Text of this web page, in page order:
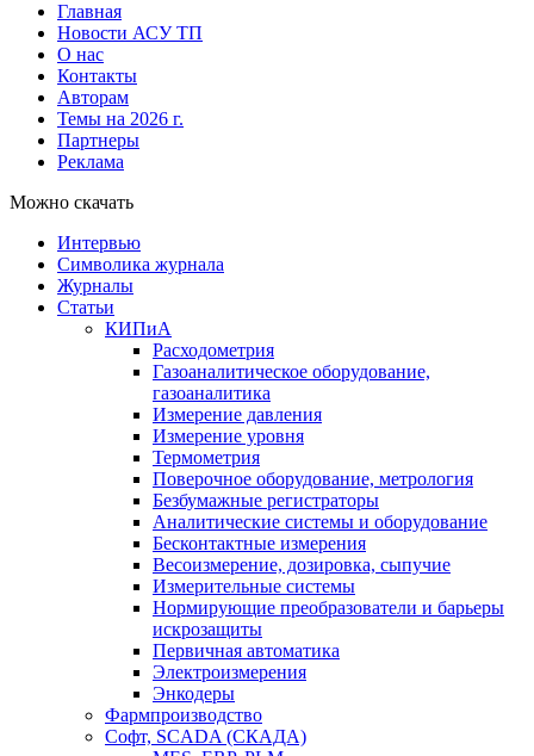
Главная
Новости АСУ ТП
О нас
Контакты
Авторам
Темы на 2026 г.
Партнеры
Реклама
Можно скачать
Интервью
Символика журнала
Журналы
Статьи
КИПиА
Расходометрия
Газоаналитическое оборудование,
газоаналитика
Измерение давления
Измерение уровня
Термометрия
Поверочное оборудование, метрология
Безбумажные регистраторы
Аналитические системы и оборудование
Бесконтактные измерения
Весоизмерение, дозировка, сыпучие
Измерительные системы
Нормирующие преобразователи и барьеры
искрозащиты
Первичная автоматика
Электроизмерения
Энкодеры
Фармпроизводство
Софт, SCADA (СКАДА)